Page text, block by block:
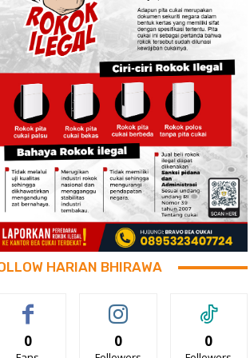
HARIAN BHIRAWA
0 0 0